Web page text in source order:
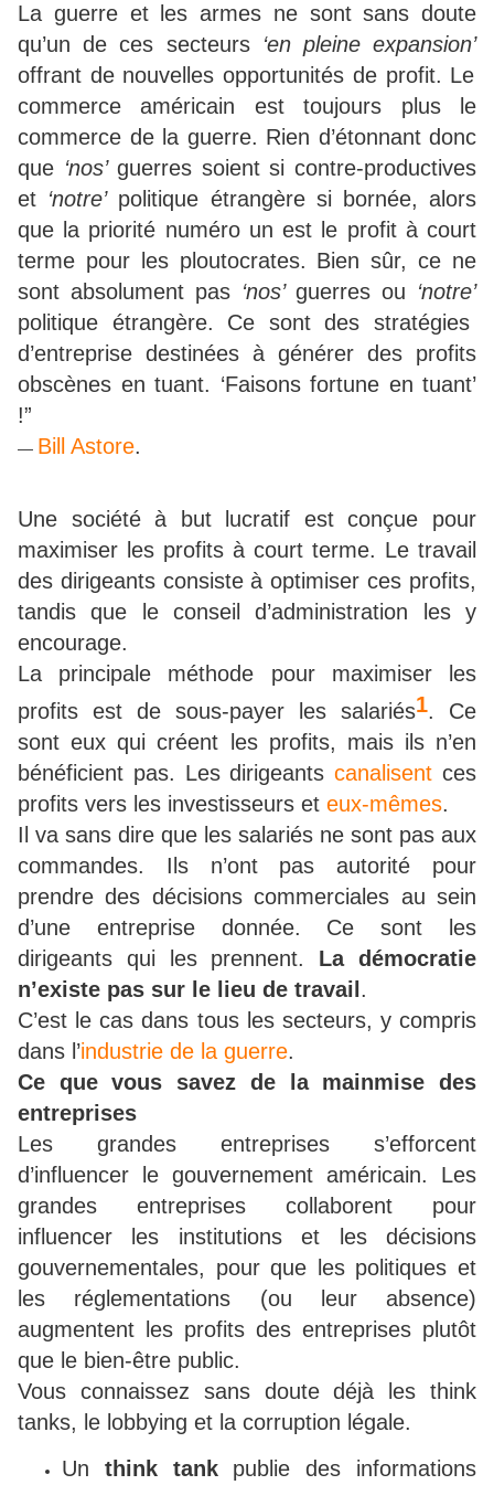
La guerre et les armes ne sont sans doute
qu’un de ces secteurs ‘en pleine expansion’
offrant de nouvelles opportunités de profit. Le
commerce américain est toujours plus le
commerce de la guerre. Rien d’étonnant donc
que ‘nos’guerres soient si contre-productives
et ‘notre’politique étrangère si bornée, alors
que la priorité numéro un est le profit à court
terme pour les ploutocrates. Bien sûr, ce ne
sont absolument pas ‘nos’guerres ou ‘notre’
politique étrangère. Ce sont des stratégies
d’entreprise destinées à générer des profits
obscènes en tuant. ‘Faisons fortune en tuant’
!”
— Bill Astore.
Une société à but lucratif est conçue pour
maximiser les profits à court terme. Le travail
des dirigeants consiste à optimiser ces profits,
tandis que le conseil d’administration les y
encourage.
La principale méthode pour maximiser les
profits est de sous-payer les salariés1. Ce
sont eux qui créent les profits, mais ils n’en
bénéficient pas. Les dirigeantscanalisent ces
profits vers les investisseurs et eux-mêmes.
Il va sans dire que les salariés ne sont pas aux
commandes. Ils n’ont pas autorité pour
prendre des décisions commerciales au sein
d’une entreprise donnée. Ce sont les
dirigeants qui les prennent. La démocratie
n’existe pas sur le lieu de travail .
C’est le cas dans tous les secteurs, y compris
dans l’industrie de la guerre.
Ce que vous savez de la mainmise des
entreprises
Les grandes entreprises s’efforcent
d’influencer le gouvernement américain. Les
grandes entreprises collaborent pour
influencer les institutions et les décisions
gouvernementales, pour que les politiques et
les réglementations (ou leur absence)
augmentent les profits des entreprises plutôt
que le bien-être public.
Vous connaissez sans doute déjà les think
tanks, le lobbying et la corruption légale.
Un think tank publie des informations